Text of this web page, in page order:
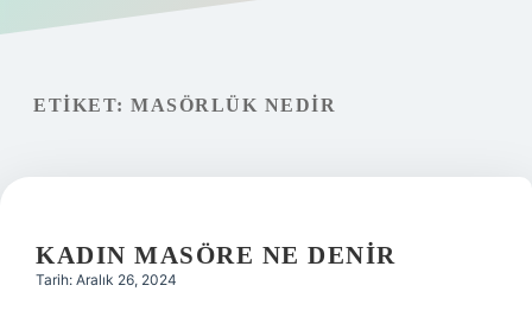
Gizlilik Politikası
ETIKET: MASÖRLÜK NEDIR
KADIN MASÖRE NE DENIR
Tarih: Aralık 26, 2024